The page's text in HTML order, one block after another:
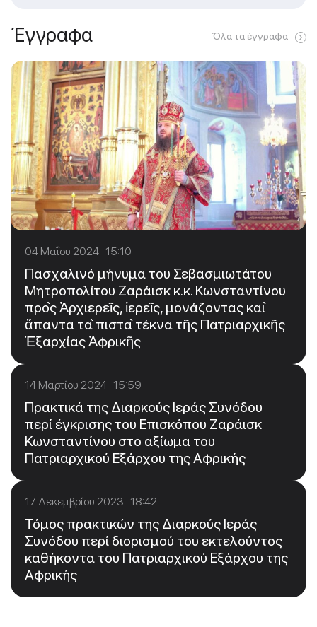
Έγγραφα Όλα τα έγγραφα
04 Μαΐου 2024 15:10
Πασχαλινό μήνυμα του Σεβασμιωτάτου
Μητροπολίτου Ζαράισκ κ.κ. Κωνσταντίνου
πρὸς Ἀρχιερεῖς, ἱερεῖς, μονάζοντας καὶ
ἅπαντα τὰ πιστὰ τέκνα τῆς Πατριαρχικῆς
Ἐξαρχίας Ἀφρικῆς
14 Μαρτίου 2024 15:59
Πρακτικά της Διαρκούς Ιεράς Συνόδου
περί έγκρισης του Επισκόπου Ζαράισκ
Κωνσταντίνου στο αξίωμα του
Πατριαρχικού Εξάρχου της Αφρικής
17 Δεκεμβρίου 2023 18:42
Τόμος πρακτικών της Διαρκούς Ιεράς
Συνόδου περί διορισμού του εκτελούντος
καθήκοντα του Πατριαρχικού Εξάρχου της
Αφρικής